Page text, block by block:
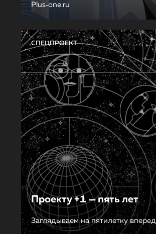
Plus‑one.ru
СПЕЦПРОЕКТ
Проекту +1 — пять лет
Заглядываем на пятилетку вперед